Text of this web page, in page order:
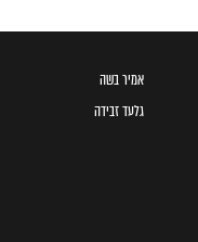
אמיר בשה
גלעד זבידה